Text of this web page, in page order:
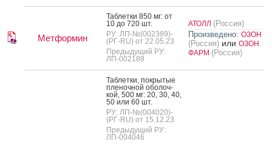
Метформин
Таб­летки 850 мг: от
10 до 720 шт.
РУ: ЛП-№(002389)-
(РГ-RU) от 22.05.23
Предыдущий РУ:
ЛП-002189
АТОЛЛ (Россия)
Произведено: ОЗОН
(Россия) или ОЗОН
ФАРМ (Россия)
Таб­летки, пок­ры­тые
пле­ноч­ной обо­лоч­
кой, 500 мг: 20, 30, 40,
50 или 60 шт.
РУ: ЛП-№(004020)-
(РГ-RU) от 15.12.23
Предыдущий РУ:
ЛП-004046